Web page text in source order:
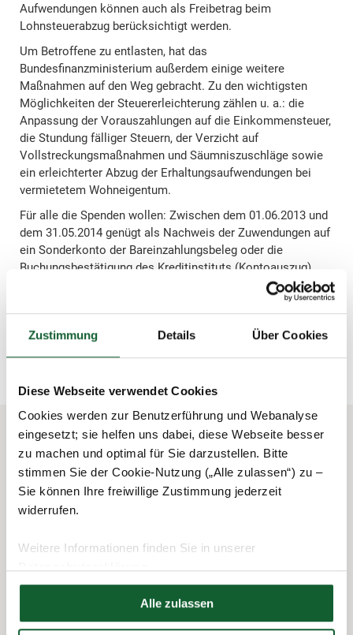
Zustimmung Details Über Cookies
Diese Webseite verwendet Cookies
Cookies werden zur Benutzerführung und Webanalyse
eingesetzt; sie helfen uns dabei, diese Webseite besser
zu machen und optimal für Sie darzustellen. Bitte
stimmen Sie der Cookie-Nutzung („Alle zulassen“) zu –
Sie können Ihre freiwillige Zustimmung jederzeit
widerrufen.
Weitere Informationen finden Sie in unserer
Hier finden Sie unserImpressum
Alle zulassen
Aufwendungen können auch als Freibetrag beim
Lohnsteuerabzug berücksichtigt werden.
Um Betroffene zu entlasten, hat das
Bundesfinanzministerium außerdem einige weitere
Maßnahmen auf den Weg gebracht. Zu den wichtigsten
Möglichkeiten der Steuererleichterung zählen u. a.: die
Anpassung der Vorauszahlungen auf die Einkommensteuer,
die Stundung fälliger Steuern, der Verzicht auf
Vollstreckungsmaßnahmen und Säumniszuschläge sowie
ein erleichterter Abzug der Erhaltungsaufwendungen bei
vermietetem Wohneigentum.
Für alle die Spenden wollen: Zwischen dem 01.06.2013 und
dem 31.05.2014 genügt als Nachweis der Zuwendungen auf
ein Sonderkonto der Bareinzahlungsbeleg oder die
Buchungsbestätigung des Kreditinstituts (Kontoauszug).
schließen und zurück zur Liste
Das könnte Sie auch interessieren